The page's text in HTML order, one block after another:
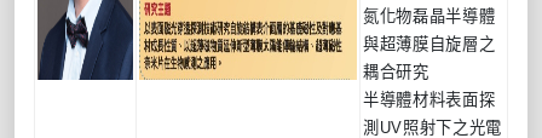
氮化物磊晶半導體
與超薄膜自旋層之
耦合研究
半導體材料表面探
測UV照射下之光電